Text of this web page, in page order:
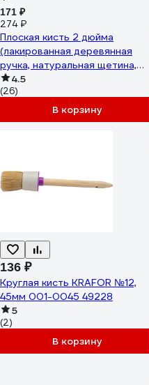
171 ₽
274 ₽
Плоская кисть 2 дюйма
(лакированная деревянная
ручка, натуральная щетина,
для масляных красок) TOPEX
Профи 19b620
4.5
(26)
В корзину
136 ₽
Круглая кисть KRAFOR №12,
45мм 001-0045 49228
5
(2)
В корзину